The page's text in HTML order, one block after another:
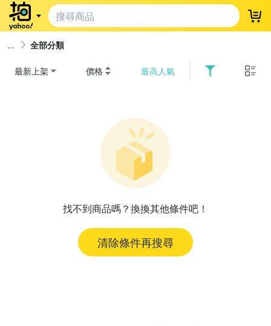
登
全部分類
最新上架 價格 最高人氣
找不到商品嗎？換換其他條件吧！
清除條件再搜尋